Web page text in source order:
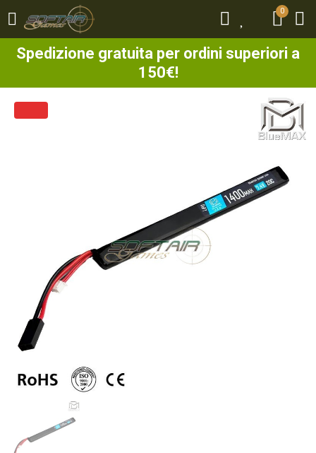
0
Spedizione gratuita per ordini superiori a
150€!
0